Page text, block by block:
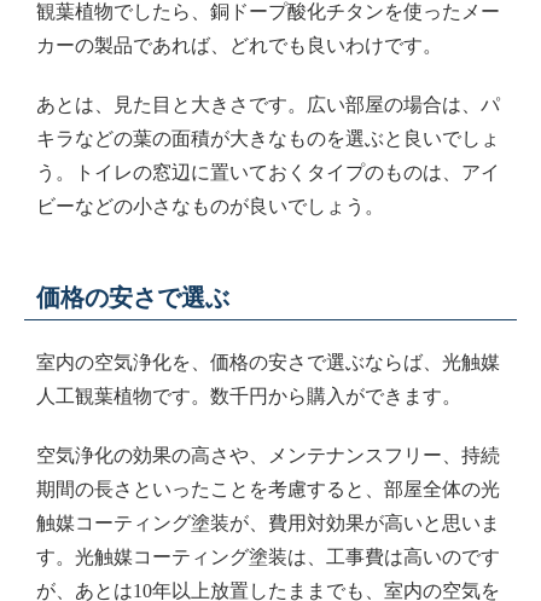
観葉植物でしたら、銅ドープ酸化チタンを使ったメー
カーの製品であれば、どれでも良いわけです。
あとは、見た目と大きさです。広い部屋の場合は、パ
キラなどの葉の面積が大きなものを選ぶと良いでしょ
う。トイレの窓辺に置いておくタイプのものは、アイ
ビーなどの小さなものが良いでしょう。
価格の安さで選ぶ
室内の空気浄化を、価格の安さで選ぶならば、光触媒
人工観葉植物です。数千円から購入ができます。
空気浄化の効果の高さや、メンテナンスフリー、持続
期間の長さといったことを考慮すると、部屋全体の光
触媒コーティング塗装が、費用対効果が高いと思いま
す。光触媒コーティング塗装は、工事費は高いのです
が、あとは10年以上放置したままでも、室内の空気を